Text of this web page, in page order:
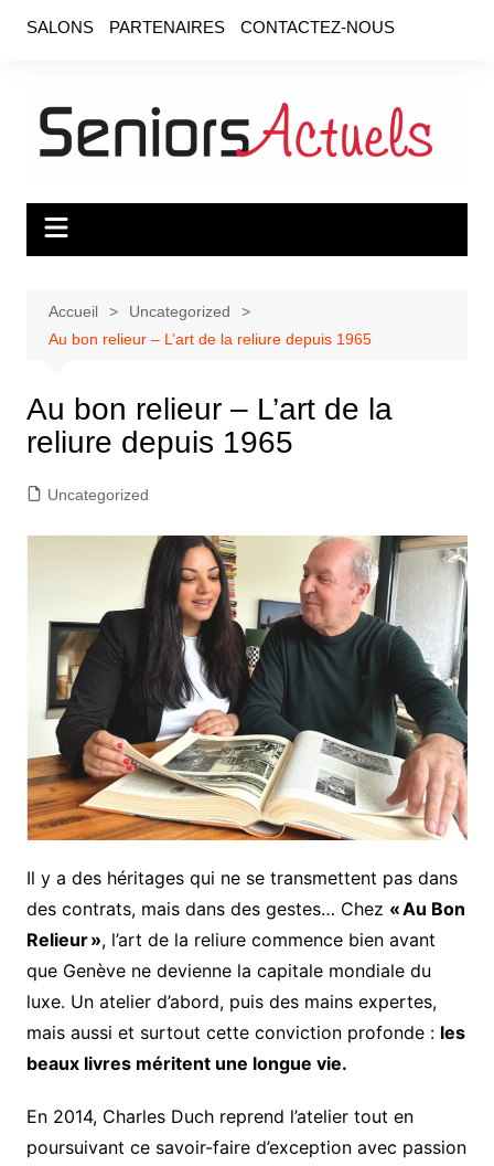
SALONS PARTENAIRES CONTACTEZ-NOUS
Accueil
Uncategorized
Au bon relieur – L’art de la reliure depuis 1965
Au bon relieur – L’art de la
reliure depuis 1965
Uncategorized
Il y a des héritages qui ne se transmettent pas dans
des contrats, mais dans des gestes… Chez « Au Bon
Relieur », l’art de la reliure commence bien avant
que Genève ne devienne la capitale mondiale du
luxe. Un atelier d’abord, puis des mains expertes,
mais aussi et surtout cette conviction profonde : les
beaux livres méritent une longue vie.
En 2014, Charles Duch reprend l’atelier tout en
poursuivant ce savoir-faire d’exception avec passion